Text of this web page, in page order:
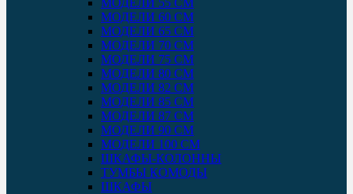
МОДЕЛИ 60 СМ
МОДЕЛИ 65 СМ
МОДЕЛИ 70 СМ
МОДЕЛИ 75 СМ
МОДЕЛИ 80 СМ
МОДЕЛИ 82 СМ
МОДЕЛИ 85 СМ
МОДЕЛИ 87 СМ
МОДЕЛИ 90 СМ
МОДЕЛИ 100 СМ
ШКАФЫ-КОЛОННЫ
ТУМБЫ КОМОДЫ
ШКАФЫ